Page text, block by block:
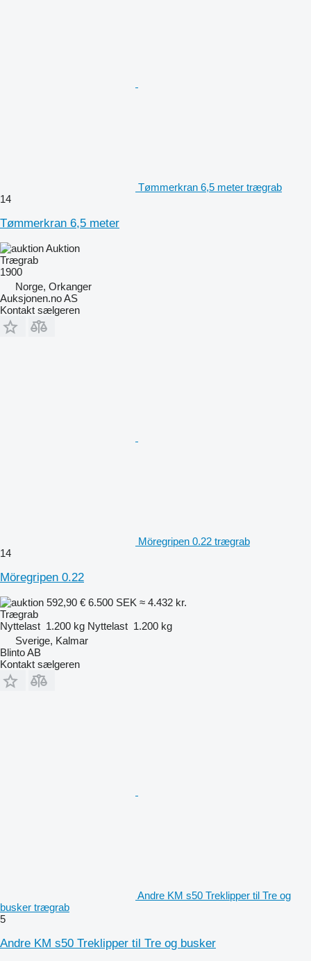
Tømmerkran 6,5 meter trægrab
14
Tømmerkran 6,5 meter
Auktion
Trægrab
1900
Norge, Orkanger
Auksjonen.no AS
Kontakt sælgeren
Möregripen 0.22 trægrab
14
Möregripen 0.22
592,90 € 6.500 SEK ≈ 4.432 kr.
Trægrab
Nyttelast 1.200 kg Nyttelast 1.200 kg
Sverige, Kalmar
Blinto AB
Kontakt sælgeren
Andre KM s50 Treklipper til Tre og
busker trægrab
5
Andre KM s50 Treklipper til Tre og busker